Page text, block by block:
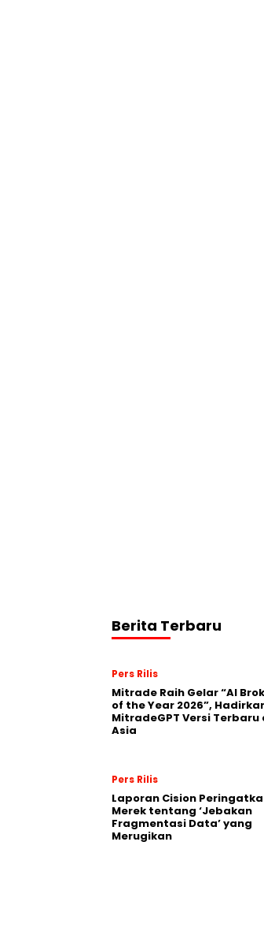
Berita Terbaru
Pers Rilis
Mitrade Raih Gelar “AI
of the Year 2026”,
MitradeGPT Versi Terbaru
Asia
Pers Rilis
Laporan Cision
Merek tentang ‘Jebakan
Fragmentasi Data’ yang
Merugikan